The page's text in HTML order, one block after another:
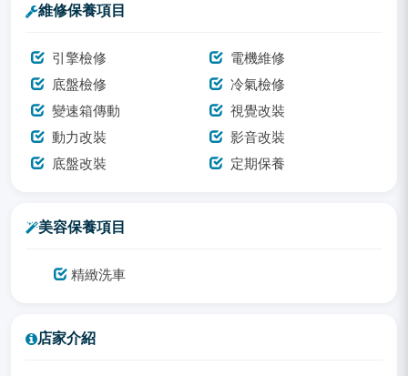
維修保養項目
引擎檢修
電機維修
底盤檢修
冷氣檢修
變速箱傳動
視覺改裝
動力改裝
影音改裝
底盤改裝
定期保養
美容保養項目
精緻洗車
店家介紹